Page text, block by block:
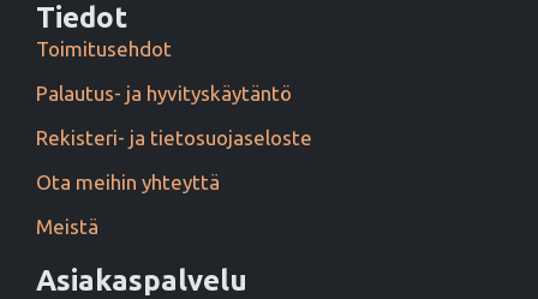
Tiedot
Toimitusehdot
Palautus- ja hyvityskäytäntö
Rekisteri- ja tietosuojaseloste
Ota meihin yhteyttä
Meistä
Asiakaspalvelu